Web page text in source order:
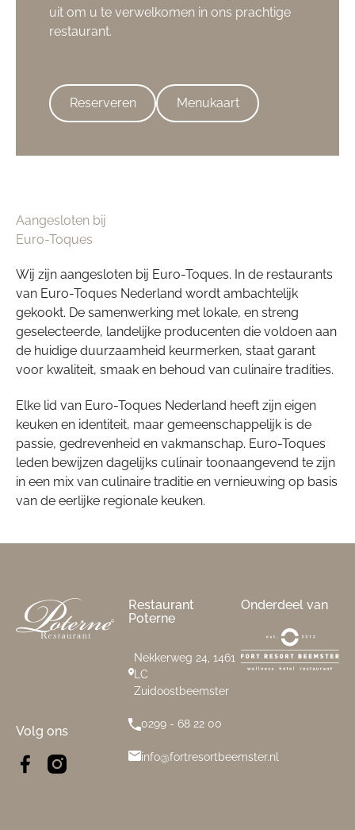
uit om u te verwelkomen in ons prachtige
restaurant.
Reserveren Menukaart
Aangesloten bij
Euro-Toques
Wij zijn aangesloten bij Euro-Toques. In de restaurants
van Euro-Toques Nederland wordt ambachtelijk
gekookt. De samenwerking met lokale, en streng
geselecteerde, landelijke producenten die voldoen aan
de huidige duurzaamheid keurmerken, staat garant
voor kwaliteit, smaak en behoud van culinaire tradities.
Elke lid van Euro-Toques Nederland heeft zijn eigen
keuken en identiteit, maar gemeenschappelijk is de
passie, gedrevenheid en vakmanschap. Euro-Toques
leden bewijzen dagelijks culinair toonaangevend te zijn
in een mix van culinaire traditie en vernieuwing op basis
van de eerlijke regionale keuken.
Volg ons
Restaurant
Poterne
Nekkerweg 24, 1461
LC
Zuidoostbeemster
0299 - 68 22 00
info@fortresortbeemster.nl
Onderdeel van